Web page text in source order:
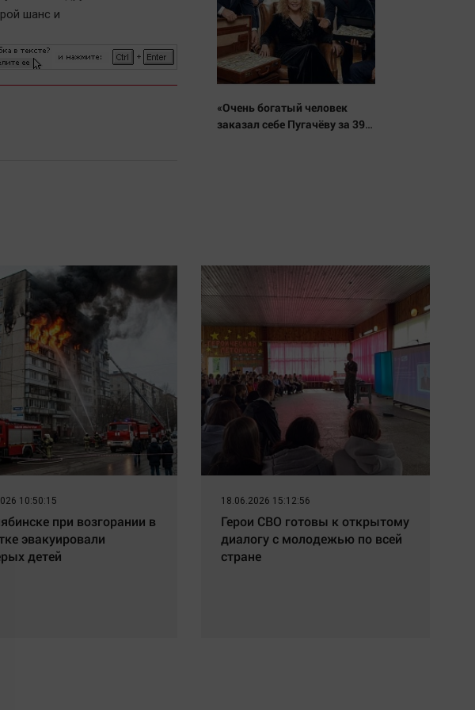
шанс и
«Очень богатый человек
заказал себе Пугачёву за 39
10:50:15
при возгорании в
эвакуировали
детей
18.06.2026 15:12:56
Герои СВО готовы к открытому
диалогу с молодежью по всей
стране